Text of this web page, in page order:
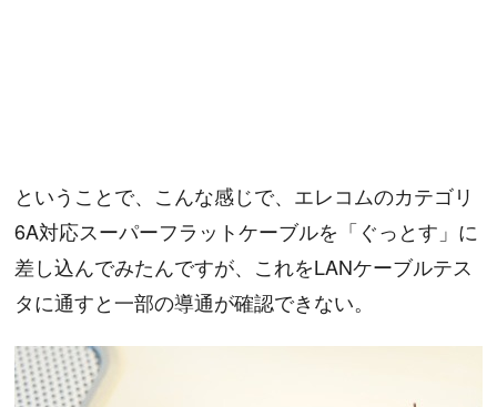
ということで、こんな感じで、エレコムのカテゴリ
6A対応スーパーフラットケーブルを「ぐっとす」に
差し込んでみたんですが、これをLANケーブルテス
タに通すと一部の導通が確認できない。